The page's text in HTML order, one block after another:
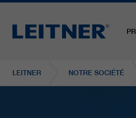
LEITNER NOTRE SOCIÉTÉ